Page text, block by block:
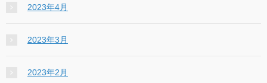
2023年4月
2023年3月
2023年2月